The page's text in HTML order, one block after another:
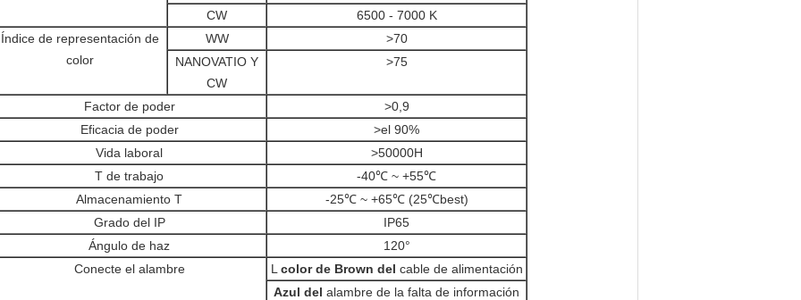
CW
6500 - 7000 K
Índice de representación de
color
WW
>70
NANOVATIO Y
CW
>75
Factor de poder
>0,9
Eficacia de poder
>el 90%
Vida laboral
>50000H
T de trabajo
-40℃ ~ +55℃
Almacenamiento T
-25℃ ~ +65℃ (25℃best)
Grado del IP
IP65
Ángulo de haz
120°
Conecte el alambre
L color de Brown del cable de alimentación
Azul del alambre de la falta de información